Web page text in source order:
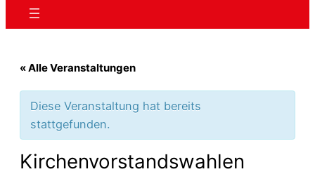
« Alle Veranstaltungen
Diese Veranstaltung hat bereits
stattgefunden.
Kirchenvorstandswahlen